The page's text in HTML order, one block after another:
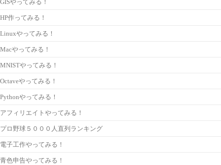
GISやってみる！
HP作ってみる！
Linuxやってみる！
Macやってみる！
MNISTやってみる！
Octaveやってみる！
Pythonやってみる！
アフィリエイトやってみる！
プロ野球５０００人直列ランキング
電子工作やってみる！
青色申告やってみる！